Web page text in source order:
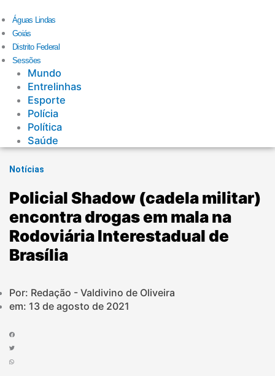
Águas Lindas
Goiás
Distrito Federal
Sessões
Mundo
Entrelinhas
Esporte
Polícia
Política
Saúde
Notícias
Policial Shadow (cadela militar)
encontra drogas em mala na
Rodoviária Interestadual de
Brasília
Por: Redação - Valdivino de Oliveira
em: 13 de agosto de 2021